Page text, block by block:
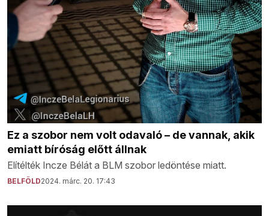
Ez a szobor nem volt odavaló – de vannak, akik
emiatt bíróság előtt állnak
Elítélték Incze Bélát a BLM szobor ledöntése miatt.
BELFÖLD2024. márc. 20. 17:43